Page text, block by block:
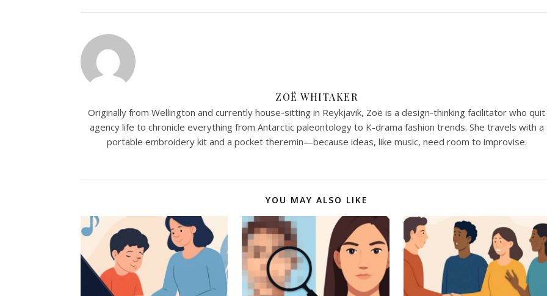
ZOË WHITAKER
Originally from Wellington and currently house-sitting in Reykjavik, Zoë is a design-thinking facilitator who quit
agency life to chronicle everything from Antarctic paleontology to K-drama fashion trends. She travels with a
portable embroidery kit and a pocket theremin—because ideas, like music, need room to improvise.
YOU MAY ALSO LIKE